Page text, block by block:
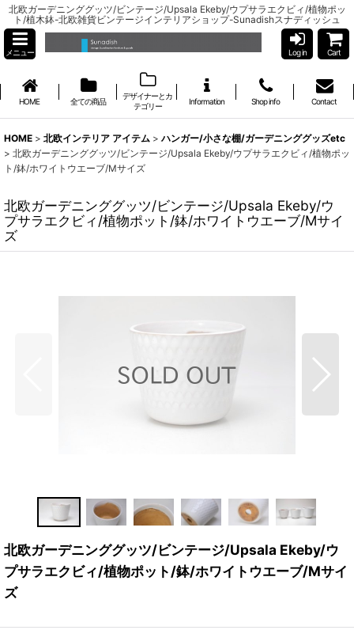
北欧ガーデニンググッツ/ビンテージ/Upsala Ekeby/ウプサラエクビィ/植物ポッ
ト/植木鉢-北欧雑貨ビンテージインテリアショップ-Sunadishスナディッシュ
メニュー Log in Cart
HOME 全ての商品
デザイナーとカ
テゴリー
Information Shop info Contact
HOME > 北欧インテリア アイテム > ハンガー/小さな棚/ガーデニンググッズetc
> 北欧ガーデニンググッツ/ビンテージ/Upsala Ekeby/ウプサラエクビィ/植物ポッ
ト/鉢/ホワイトウエーブ/Mサイズ
北欧ガーデニンググッツ/ビンテージ/Upsala Ekeby/ウ
プサラエクビィ/植物ポット/鉢/ホワイトウエーブ/Mサイ
ズ
北欧ガーデニンググッツ/ビンテージ/Upsala Ekeby/ウ
プサラエクビィ/植物ポット/鉢/ホワイトウエーブ/Mサイ
ズ